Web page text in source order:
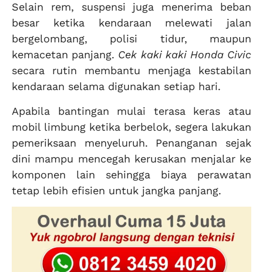
Selain rem, suspensi juga menerima beban
besar ketika kendaraan melewati jalan
bergelombang, polisi tidur, maupun
kemacetan panjang. Cek kaki kaki Honda Civic
secara rutin membantu menjaga kestabilan
kendaraan selama digunakan setiap hari.
Apabila bantingan mulai terasa keras atau
mobil limbung ketika berbelok, segera lakukan
pemeriksaan menyeluruh. Penanganan sejak
dini mampu mencegah kerusakan menjalar ke
komponen lain sehingga biaya perawatan
tetap lebih efisien untuk jangka panjang.